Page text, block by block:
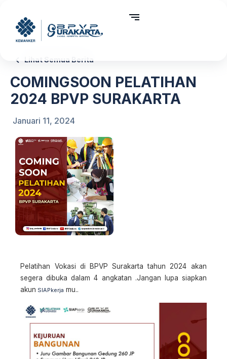
Lihat Semua Berita
COMINGSOON PELATIHAN
2024 BPVP SURAKARTA
Januari 11, 2024
Pelatihan Vokasi di BPVP Surakarta tahun 2024 akan
segera dibuka dalam 4 angkatan .Jangan lupa siapkan
akun SIAPkerja mu..